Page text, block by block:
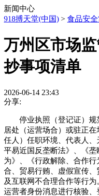
新闻中心
918搏天堂(中国) > 食品安
万州区市场
抄事项清单
2026-06-14 23:43
分享:
停业执照（登记证）规
居处（运营场合）或驻正
任人）任职环境、代表人
平易近国反垄断法》、《
为》、《行政解除、合作
合、贸易行贿、虚假宣传
及互联网不合理合作等行
运营者身份消息进行核验